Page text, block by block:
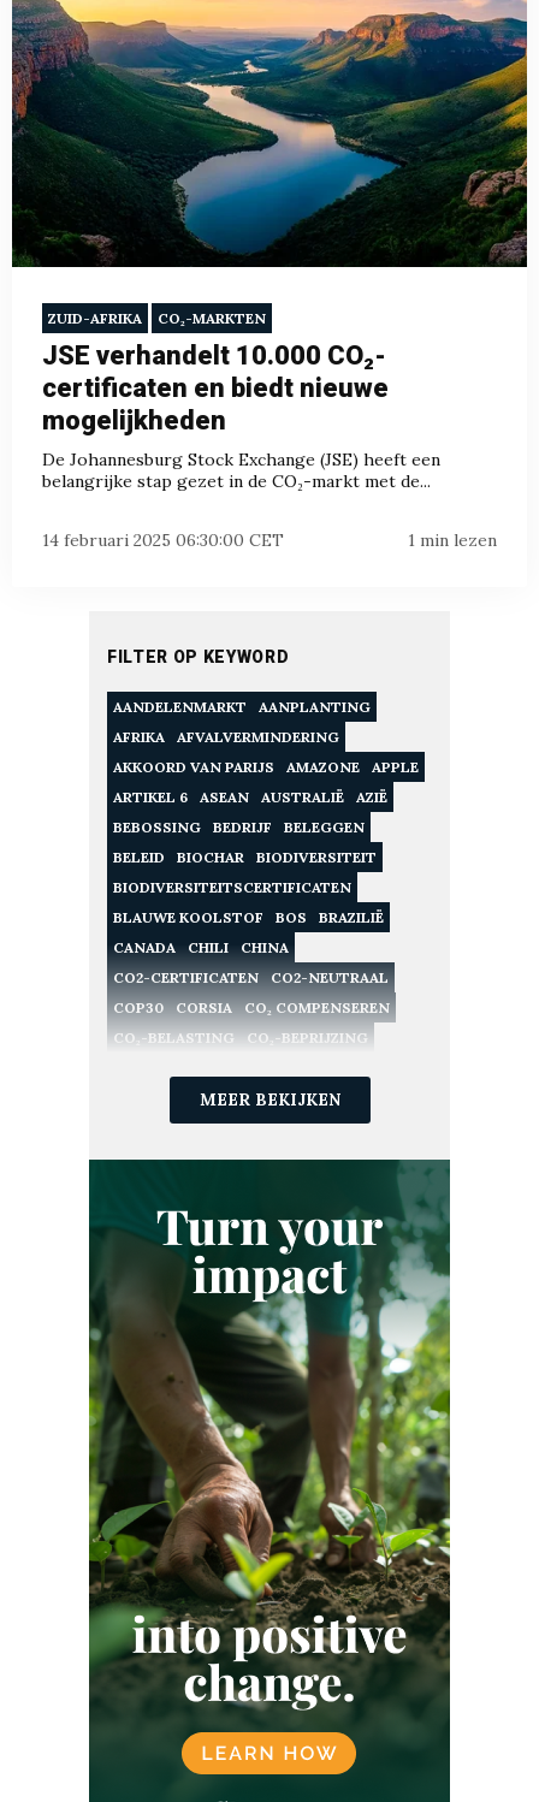
ZUID-AFRIKA CO₂-MARKTEN
JSE verhandelt 10.000 CO₂-
certificaten en biedt nieuwe
mogelijkheden
De Johannesburg Stock Exchange (JSE) heeft een
belangrijke stap gezet in de CO₂-markt met de...
14 februari 2025 06:30:00 CET 1 min lezen
FILTER OP KEYWORD
AANDELENMARKT
AANPLANTING
AFRIKA
AFVALVERMINDERING
AKKOORD VAN PARIJS
AMAZONE
APPLE
ARTIKEL 6
ASEAN AUSTRALIË
AZIË
BEBOSSING
BEDRIJF
BELEGGEN
BELEID
BIOCHAR
BIODIVERSITEIT
BIODIVERSITEITSCERTIFICATEN
BLAUWE KOOLSTOF
BOS
BRAZILIË
CANADA
CHILI
CHINA
CO2-CERTIFICATEN
CO2-NEUTRAAL
COP30
CORSIA
CO₂ COMPENSEREN
CO₂-BELASTING
CO₂-BEPRIJZING
CO₂-EMISSIES
CO₂-HANDEL
CO₂-LANDBOUW
CO₂-MARKTEN
CO₂-PROJECT
CO₂-VASTLEGGING
CO₂-VOETAFDRUK
DUITSLAND
DUURZAAM INVESTEREN
DUURZAAMHEID
DUURZAAMHEIDSSTRATEGIE
DUURZAME LANDBOUW
ECOSYSTEEM
ETS EU ETS
EUROPA
EUROPESE UNIE
FINANCIËN
FRANKRIJK
GOLD STANDARD
GREEN EARTH
GROENE OBLIGATIE
GROENE TECHNOLOGIE
HERBEBOSSING
INDONESIË JAPAN
KENIA
KLARNA
KLIMAATNEUTRAAL
KLIMAATNEUTRALITEIT
KOFFIE
KOOKTOESTELLEN
LANDBOUW
LATIJNS-AMERIKA
LOKALE GEMEENSCHAPPEN
LUCHTVAART
MANGROVE
MEXICO
MICROSOFT
MILIEU
MORGAN STANLEY
NATUURBESCHERMING
MEER BEKIJKEN